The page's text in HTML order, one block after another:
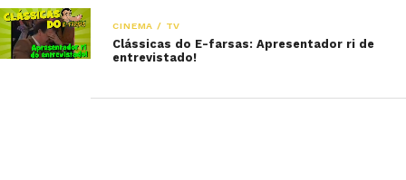
CINEMA / TV
Clássicas do E-farsas: Apresentador ri de
entrevistado!